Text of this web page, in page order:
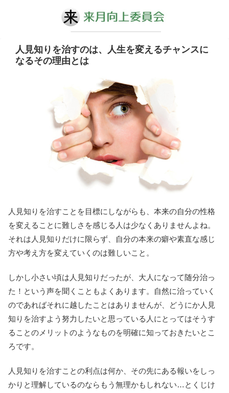
人見知りを治すのは、人生を変えるチャンスに
なるその理由とは
人見知りを治すことを目標にしながらも、本来の自分の性格
を変えることに難しさを感じる人は少なくありませんよね。
それは人見知りだけに限らず、自分の本来の癖や素直な感じ
方や考え方を変えていくのは難しいこと。
しかし小さい頃は人見知りだったが、大人になって随分治っ
た！という声を聞くこともよくあります。自然に治っていく
のであればそれに越したことはありませんが、どうにか人見
知りを治すよう努力したいと思っている人にとってはそうす
ることのメリットのようなものを明確に知っておきたいとこ
ろです。
人見知りを治すことの利点は何か、その先にある報いをしっ
かりと理解しているのならもう無理かもしれない…とくじけ